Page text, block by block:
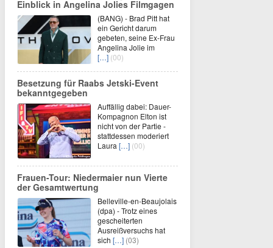
Einblick in Angelina Jolies Filmgagen
(BANG) - Brad Pitt hat
ein Gericht darum
gebeten, seine Ex-Frau
Angelina Jolie im
[…] (00)
Besetzung für Raabs Jetski-Event
bekanntgegeben
Auffällig dabei: Dauer-
Kompagnon Elton ist
nicht von der Partie -
stattdessen moderiert
Laura […] (00)
Frauen-Tour: Niedermaier nun Vierte
der Gesamtwertung
Belleville-en-Beaujolais
(dpa) - Trotz eines
gescheiterten
Ausreißversuchs hat
sich […] (03)